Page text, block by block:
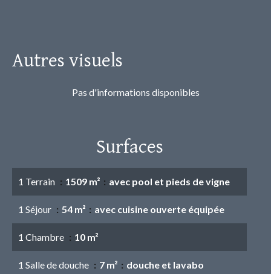
Autres visuels
Pas d'informations disponibles
Surfaces
1 Terrain 1509 m² avec pool et pieds de vigne
1 Séjour 54 m² avec cuisine ouverte équipée
1 Chambre 10 m²
1 Salle de douche 7 m² douche et lavabo